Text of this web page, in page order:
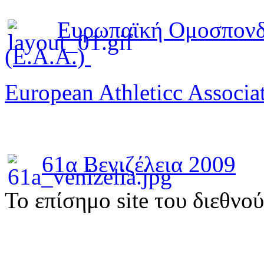
Ευρωπαϊκή
(E.A.A.)
European Athleticc
61α Βενιζέλεια 2009
To επίσημο site του